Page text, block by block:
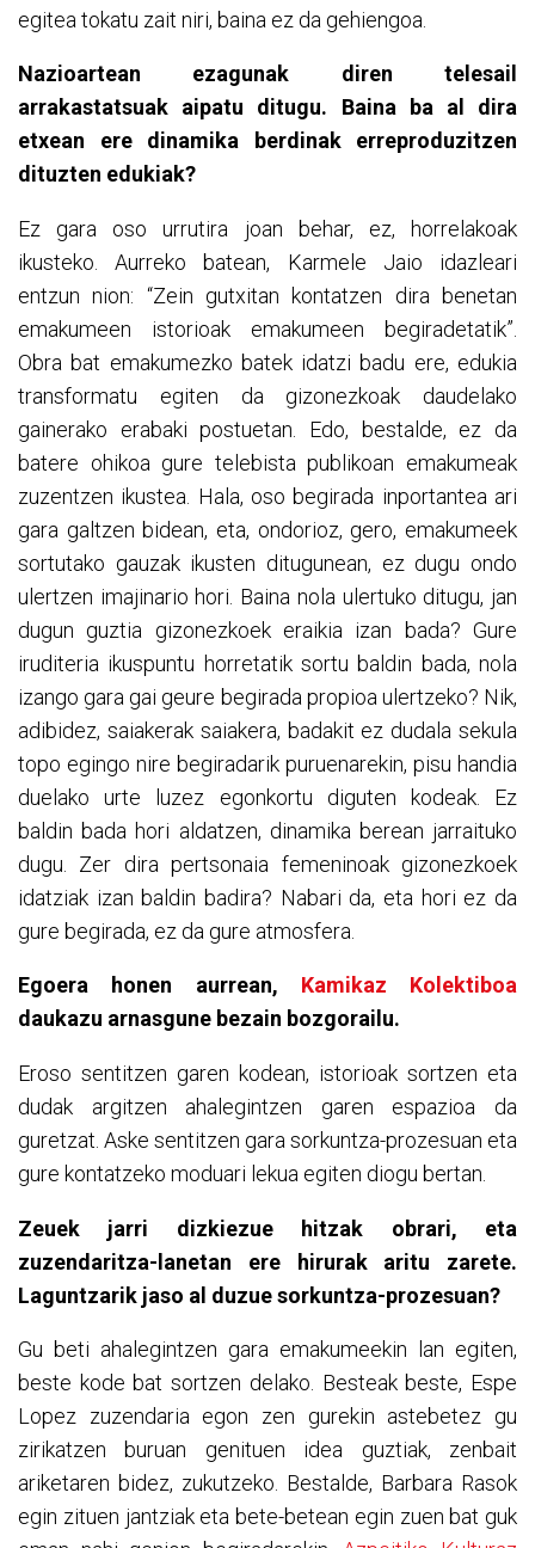
egitea tokatu zait niri, baina ez da gehiengoa.
Nazioartean ezagunak diren telesail
arrakastatsuak aipatu ditugu. Baina ba al dira
etxean ere dinamika berdinak erreproduzitzen
dituzten edukiak?
Ez gara oso urrutira joan behar, ez, horrelakoak
ikusteko. Aurreko batean, Karmele Jaio idazleari
entzun nion: “Zein gutxitan kontatzen dira benetan
emakumeen istorioak emakumeen begiradetatik”.
Obra bat emakumezko batek idatzi badu ere, edukia
transformatu egiten da gizonezkoak daudelako
gainerako erabaki postuetan. Edo, bestalde, ez da
batere ohikoa gure telebista publikoan emakumeak
zuzentzen ikustea. Hala, oso begirada inportantea ari
gara galtzen bidean, eta, ondorioz, gero, emakumeek
sortutako gauzak ikusten ditugunean, ez dugu ondo
ulertzen imajinario hori. Baina nola ulertuko ditugu, jan
dugun guztia gizonezkoek eraikia izan bada? Gure
iruditeria ikuspuntu horretatik sortu baldin bada, nola
izango gara gai geure begirada propioa ulertzeko? Nik,
adibidez, saiakerak saiakera, badakit ez dudala sekula
topo egingo nire begiradarik puruenarekin, pisu handia
duelako urte luzez egonkortu diguten kodeak. Ez
baldin bada hori aldatzen, dinamika berean jarraituko
dugu. Zer dira pertsonaia femeninoak gizonezkoek
idatziak izan baldin badira? Nabari da, eta hori ez da
gure begirada, ez da gure atmosfera.
Egoera honen aurrean, Kamikaz Kolektiboa
daukazu arnasgune bezain bozgorailu.
Eroso sentitzen garen kodean, istorioak sortzen eta
dudak argitzen ahalegintzen garen espazioa da
guretzat. Aske sentitzen gara sorkuntza-prozesuan eta
gure kontatzeko moduari lekua egiten diogu bertan.
Zeuek jarri dizkiezue hitzak obrari, eta
zuzendaritza-lanetan ere hirurak aritu zarete.
Laguntzarik jaso al duzue sorkuntza-prozesuan?
Gu beti ahalegintzen gara emakumeekin lan egiten,
beste kode bat sortzen delako. Besteak beste, Espe
Lopez zuzendaria egon zen gurekin astebetez gu
zirikatzen buruan genituen idea guztiak, zenbait
ariketaren bidez, zukutzeko. Bestalde, Barbara Rasok
egin zituen jantziak eta bete-betean egin zuen bat guk